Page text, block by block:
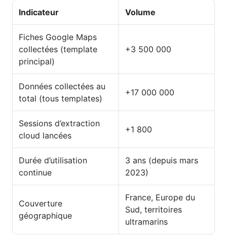
Indicateur Volume
Fiches Google Maps
collectées (template
principal)
+3 500 000
Données collectées au
total (tous templates)
+17 000 000
Sessions d’extraction
cloud lancées
+1 800
Durée d’utilisation
continue
3 ans (depuis mars
2023)
Couverture
géographique
France, Europe du
Sud, territoires
ultramarins